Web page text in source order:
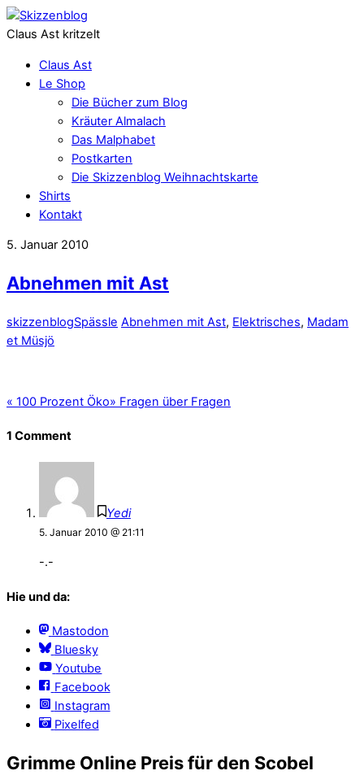
Claus Ast kritzelt
Claus Ast
Le Shop
Die Bücher zum Blog
Kräuter Almalach
Das Malphabet
Postkarten
Die Skizzenblog Weihnachtskarte
Shirts
Kontakt
5. Januar 2010
Abnehmen mit Ast
skizzenblogSpässle Abnehmen mit Ast, Elektrisches, Madam
et Müsjö
« 100 Prozent Öko» Fragen über Fragen
1 Comment
Yedi
5. Januar 2010 @ 21:11
-.-
Hie und da:
Mastodon
Bluesky
Youtube
Facebook
Instagram
Pixelfed
Grimme Online Preis für den Scobel